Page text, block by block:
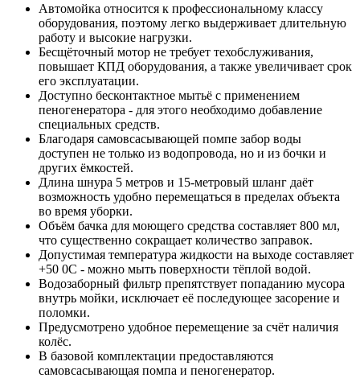
Автомойка относится к профессиональному классу
оборудования, поэтому легко выдерживает длительную
работу и высокие нагрузки.
Бесщёточный мотор не требует техобслуживания,
повышает КПД оборудования, а также увеличивает срок
его эксплуатации.
Доступно бесконтактное мытьё с применением
пеногенератора - для этого необходимо добавление
специальных средств.
Благодаря самовсасывающей помпе забор воды
доступен не только из водопровода, но и из бочки и
других ёмкостей.
Длина шнура 5 метров и 15-метровый шланг даёт
возможность удобно перемещаться в пределах объекта
во время уборки.
Объём бачка для моющего средства составляет 800 мл,
что существенно сокращает количество заправок.
Допустимая температура жидкости на выходе составляет
+50 0С - можно мыть поверхности тёплой водой.
Водозаборный фильтр препятствует попаданию мусора
внутрь мойки, исключает её последующее засорение и
поломки.
Предусмотрено удобное перемещение за счёт наличия
колёс.
В базовой комплектации предоставляются
самовсасывающая помпа и пеногенератор.